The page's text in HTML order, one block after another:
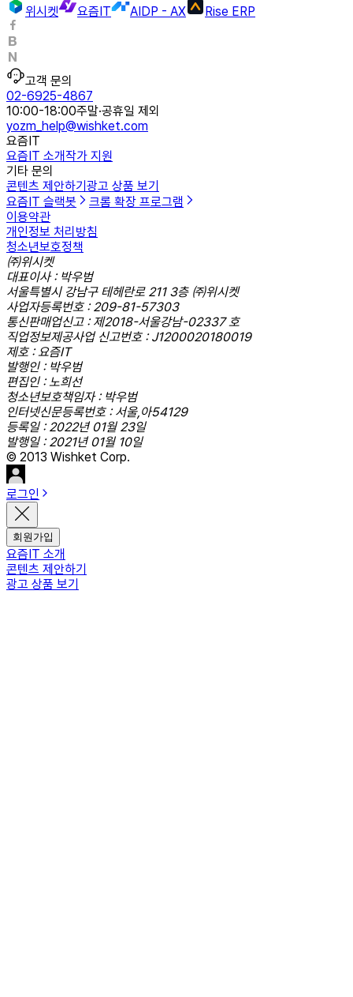
위시켓 요즘IT AIDP - AX Rise ERP
고객 문의
02-6925-4867
10:00-18:00주말·공휴일 제외
yozm_help@wishket.com
요즘IT
요즘IT 소개작가 지원
기타 문의
콘텐츠 제안하기광고 상품 보기
요즘IT 슬랙봇
크롬 확장 프로그램
이용약관
개인정보 처리방침
청소년보호정책
㈜위시켓
대표이사 : 박우범
서울특별시 강남구 테헤란로 211 3층 ㈜위시켓
사업자등록번호 : 209-81-57303
통신판매업신고 : 제2018-서울강남-02337 호
직업정보제공사업 신고번호 : J1200020180019
제호 : 요즘IT
발행인 : 박우범
편집인 : 노희선
청소년보호책임자 : 박우범
인터넷신문등록번호 : 서울,아54129
등록일 : 2022년 01월 23일
발행일 : 2021년 01월 10일
© 2013 Wishket Corp.
로그인
회원가입
요즘IT 소개
콘텐츠 제안하기
광고 상품 보기